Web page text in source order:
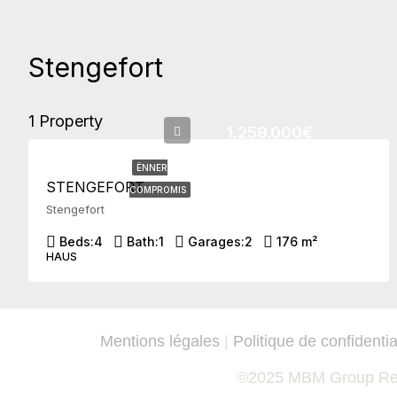
Stengefort
1 Property
ËNNER
COMPROMIS
STENGEFORT
Stengefort
Beds:4 Bath:1 Garages:2 176 m²
HAUS
Mentions légales| Politique de
©2025 MBM Group